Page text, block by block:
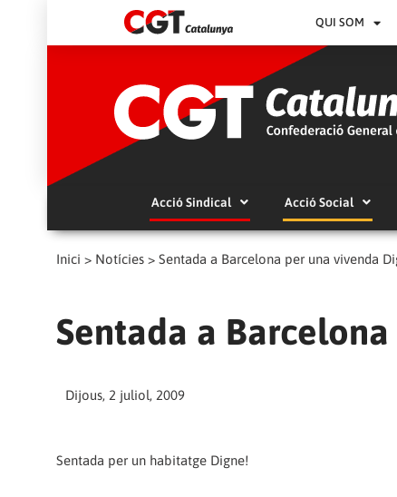
QUI SOM
Acció Sindical Acció Social
Inici > Notícies > Sentada a Barcelona per una vivenda
Sentada a
Dijous, 2 juliol, 2009
Sentada per un habitatge Digne!